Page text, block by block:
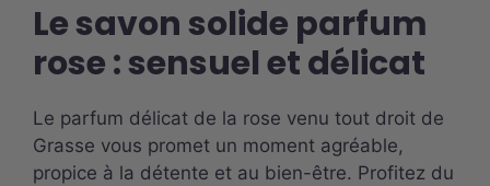
Le savon solide parfum
rose : sensuel et délicat
Le parfum délicat de la rose venu tout droit de
Grasse vous promet un moment agréable,
propice à la détente et au bien-être. Profitez du